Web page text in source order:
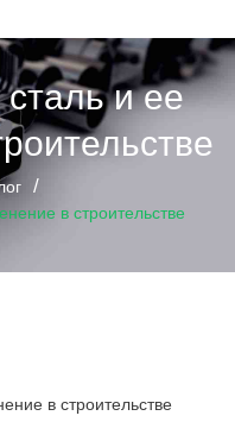
и ее
в строительстве